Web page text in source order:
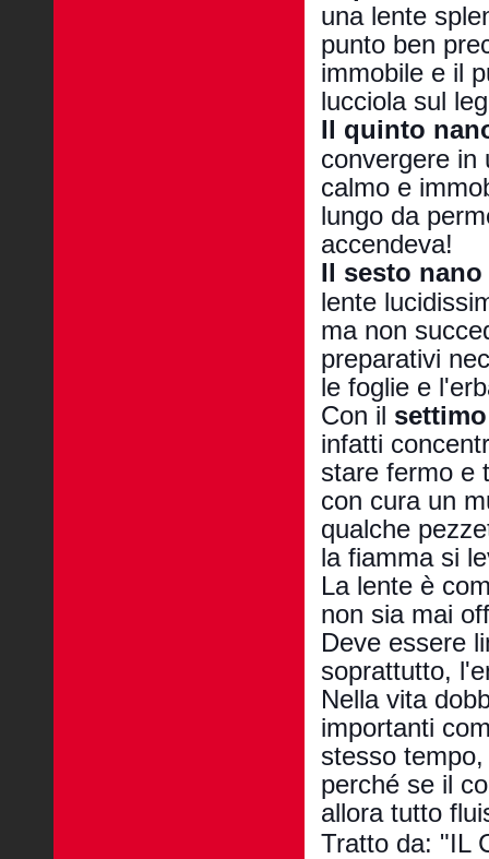
una lente
punto ben
immobile e il
lucciola sul
Il quinto
convergere in
calmo e
lungo da
accendeva!
Il sesto nano
lente
ma non
preparativi
le foglie e
Con il
infatti
stare fermo e
con cura un
qualche
la fiamma si
La lente è
non sia mai
Deve essere
soprattutto,
Nella vita
importanti
stesso
perché se il
allora tutto
Tratto da: "IL